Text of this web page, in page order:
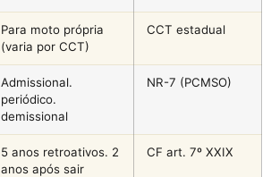
Para moto própria
(varia por CCT)
CCT estadual
Admissional.
periódico.
demissional
NR-7 (PCMSO)
5 anos retroativos. 2
anos após sair
CF art. 7º XXIX